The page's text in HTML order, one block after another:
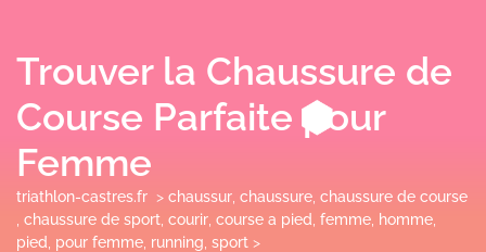
Trouver la Chaussure de
Course Parfaite pour
Femme
triathlon-castres.fr > chaussur chaussure chaussure de course
chaussure de sport courir course a pied femme homme
pied
pour femme running sport >